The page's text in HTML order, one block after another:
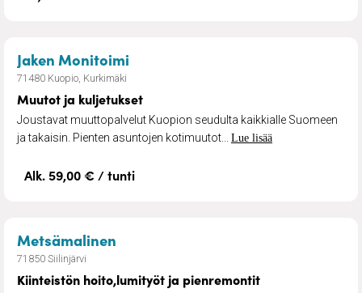
Jaken Monitoimi
71480 Kuopio, Kurkimäki
Muutot ja kuljetukset
Joustavat muuttopalvelut Kuopion seudulta kaikkialle Suomeen
ja takaisin. Pienten asuntojen kotimuutot... Lue lisää
Alk. 59,00 € / tunti
Metsämalinen
71850 Siilinjärvi
Kiinteistön hoito,lumityöt ja pienremontit